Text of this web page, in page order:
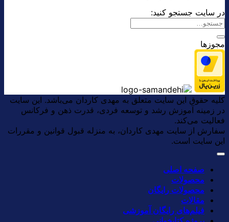
در سایت جستجو کنید:
مجوزها
کلیه حقوق این سایت متعلق به مهدی کاردان می‌باشد. این سایت
در زمینه آموزش رشد و توسعه فردی، قدرت ذهن و فرکانس
فعالیت می‌کند.
سفارش از سایت مهدی کاردان، به منزله قبول قوانین و مقررات
این سایت است.
صفحه اصلی
محصولات
محصولات رایگان
مقالات
فیلم‌های رایگان آموزشی